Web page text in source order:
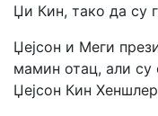
Џи Кин, тако да су
Џејсон и Меги
мaмин отац, али
Џејсон Кин